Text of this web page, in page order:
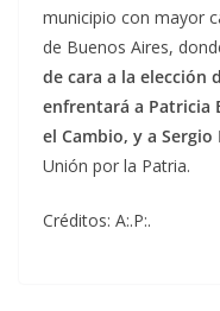
municipio con mayor
de Buenos Aires,
de cara a la elección
enfrentará a Patricia
el Cambio, y a Sergio
Unión por la Patria.
Créditos: A:.P:.